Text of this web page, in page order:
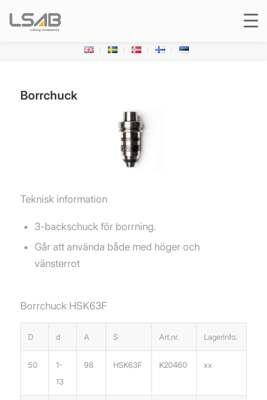
Borrchuck
Teknisk information
3-backschuck för borrning.
Går att använda både med höger och
vänsterrot
Borrchuck HSK63F
D d A S Art.nr. Lagerinfo.
50
1-
13
98 HSK63F K20460 xx